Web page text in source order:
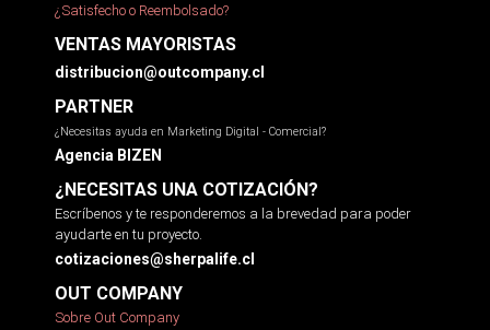
¿Satisfecho o Reembolsado?
VENTAS MAYORISTAS
distribucion@outcompany.cl
PARTNER
¿Necesitas ayuda en Marketing Digital - Comercial?
Agencia BIZEN
¿NECESITAS UNA COTIZACIÓN?
Escríbenos y te responderemos a la brevedad para poder
ayudarte en tu proyecto.
cotizaciones@sherpalife.cl
OUT COMPANY
Sobre Out Company